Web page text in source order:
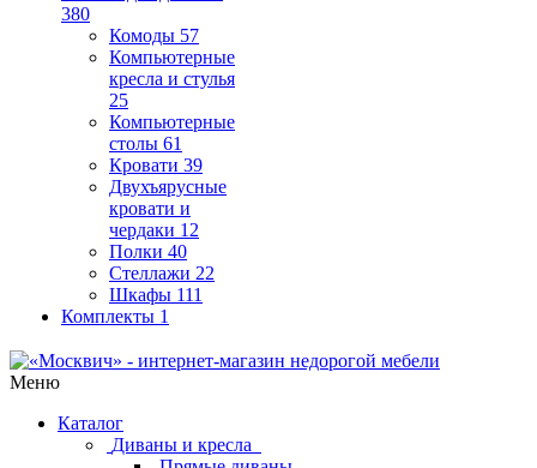
380
Комоды 57
Компьютерные
кресла и стулья
25
Компьютерные
столы 61
Кровати 39
Двухъярусные
кровати и
чердаки 12
Полки 40
Стеллажи 22
Шкафы 111
Комплекты 1
Меню
Каталог
Диваны и кресла